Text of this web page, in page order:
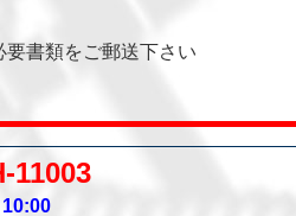
書類をご郵送下さい
11003
10:00